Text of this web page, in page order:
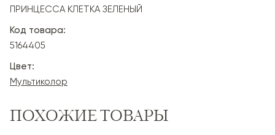
ПРИНЦЕССА КЛЕТКА ЗЕЛЕНЫЙ
Код товара:
5164405
Цвет:
Мультиколор
ПОХОЖИЕ ТОВАРЫ